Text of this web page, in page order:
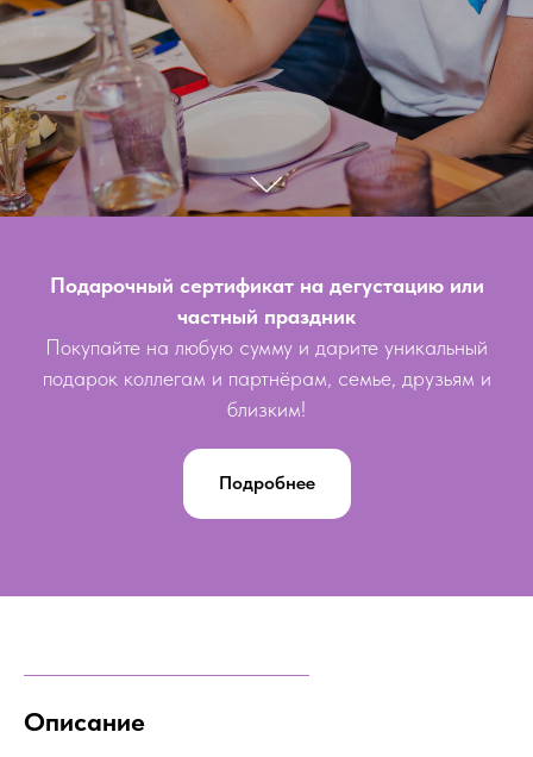
Подарочный сертификат на дегустацию или
частный праздник
Покупайте на любую сумму и дарите уникальный
подарок коллегам и партнёрам, семье, друзьям и
близким!
Подробнее
Описание